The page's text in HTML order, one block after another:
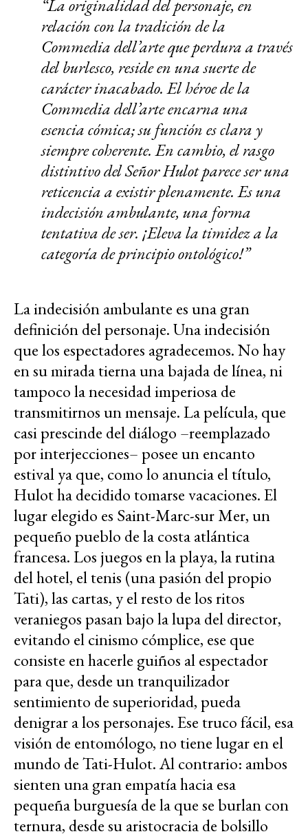
“La originalidad del personaje, en
relación con la tradición de la
Commedia dell’arte que perdura a través
del burlesco, reside en una suerte de
carácter inacabado. El héroe de la
Commedia dell’arte encarna una
esencia cómica; su función es clara y
siempre coherente. En cambio, el rasgo
distintivo del Señor Hulot parece ser una
reticencia a existir plenamente. Es una
indecisión ambulante, una forma
tentativa de ser. ¡Eleva la timidez a la
categoría de principio ontológico!”
La indecisión ambulante es una gran
definición del personaje. Una indecisión
que los espectadores agradecemos. No hay
en su mirada tierna una bajada de línea, ni
tampoco la necesidad imperiosa de
transmitirnos un mensaje. La película, que
casi prescinde del diálogo –reemplazado
por interjecciones– posee un encanto
estival ya que, como lo anuncia el título,
Hulot ha decidido tomarse vacaciones. El
lugar elegido es Saint-Marc-sur Mer, un
pequeño pueblo de la costa atlántica
francesa. Los juegos en la playa, la rutina
del hotel, el tenis (una pasión del propio
Tati), las cartas, y el resto de los ritos
veraniegos pasan bajo la lupa del director,
evitando el cinismo cómplice, ese que
consiste en hacerle guiños al espectador
para que, desde un tranquilizador
sentimiento de superioridad, pueda
denigrar a los personajes. Ese truco fácil, esa
visión de entomólogo, no tiene lugar en el
mundo de Tati-Hulot. Al contrario: ambos
sienten una gran empatía hacia esa
pequeña burguesía de la que se burlan con
ternura, desde su aristocracia de bolsillo